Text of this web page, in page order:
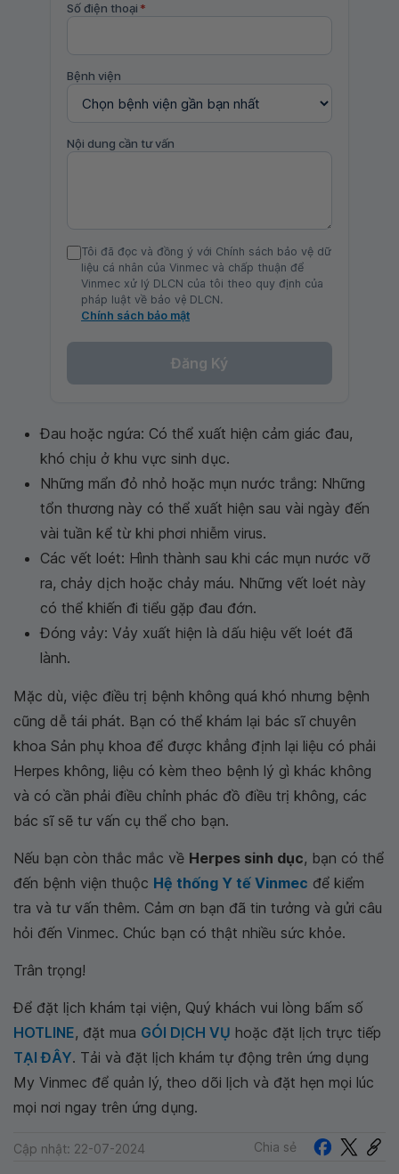
Số điện thoại *
Bệnh viện
Nội dung cần tư vấn
Tôi đã đọc và đồng ý với Chính sách bảo vệ dữ
liệu cá nhân của Vinmec và chấp thuận để
Vinmec xử lý DLCN của tôi theo quy định của
pháp luật về bảo vệ DLCN.
Chính sách bảo mật
Đăng Ký
Đau hoặc ngứa: Có thể xuất hiện cảm giác đau,
khó chịu ở khu vực sinh dục.
Những mẩn đỏ nhỏ hoặc mụn nước trắng: Những
tổn thương này có thể xuất hiện sau vài ngày đến
vài tuần kể từ khi phơi nhiễm virus.
Các vết loét: Hình thành sau khi các mụn nước vỡ
ra, chảy dịch hoặc chảy máu. Những vết loét này
có thể khiến đi tiểu gặp đau đớn.
Đóng vảy: Vảy xuất hiện là dấu hiệu vết loét đã
lành.
Mặc dù, việc điều trị bệnh không quá khó nhưng bệnh
cũng dễ tái phát. Bạn có thể khám lại bác sĩ chuyên
khoa Sản phụ khoa để được khẳng định lại liệu có phải
Herpes không, liệu có kèm theo bệnh lý gì khác không
và có cần phải điều chỉnh phác đồ điều trị không, các
bác sĩ sẽ tư vấn cụ thể cho bạn.
Nếu bạn còn thắc mắc về Herpes sinh dục, bạn có thể
đến bệnh viện thuộc Hệ thống Y tế Vinmec để kiểm
tra và tư vấn thêm. Cảm ơn bạn đã tin tưởng và gửi câu
hỏi đến Vinmec. Chúc bạn có thật nhiều sức khỏe.
Trân trọng!
Để đặt lịch khám tại viện, Quý khách vui lòng bấm số
HOTLINE, đặt mua GÓI DỊCH VỤ hoặc đặt lịch trực tiếp
TẠI ĐÂY. Tải và đặt lịch khám tự động trên ứng dụng
My Vinmec để quản lý, theo dõi lịch và đặt hẹn mọi lúc
mọi nơi ngay trên ứng dụng.
Cập nhật: 22-07-2024 Chia sẻ